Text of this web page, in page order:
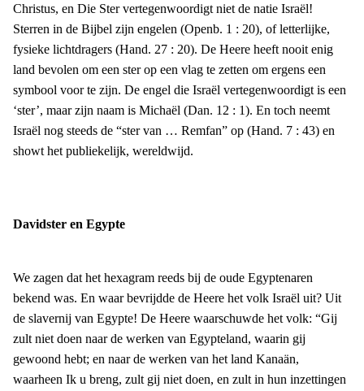
Christus, en Die Ster vertegenwoordigt niet de natie Israël!
Sterren in de Bijbel zijn engelen (Openb. 1 : 20), of letterlijke,
fysieke lichtdragers (Hand. 27 : 20). De Heere heeft nooit enig
land bevolen om een ster op een vlag te zetten om ergens een
symbool voor te zijn. De engel die Israël vertegenwoordigt is een
‘ster’, maar zijn naam is Michaël (Dan. 12 : 1). En toch neemt
Israël nog steeds de “ster van … Remfan” op (Hand. 7 : 43) en
showt het publiekelijk, wereldwijd.
Davidster en Egypte
We zagen dat het hexagram reeds bij de oude Egyptenaren
bekend was. En waar bevrijdde de Heere het volk Israël uit? Uit
de slavernij van Egypte! De Heere waarschuwde het volk: “Gij
zult niet doen naar de werken van Egypteland, waarin gij
gewoond hebt; en naar de werken van het land Kanaän,
waarheen Ik u breng, zult gij niet doen, en zult in hun inzettingen